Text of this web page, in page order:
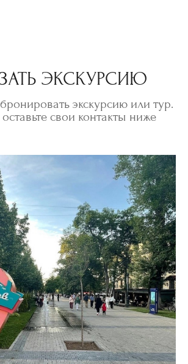
ЭКСКУРСИЮ
экскурсию или тур.
свои контакты ниже